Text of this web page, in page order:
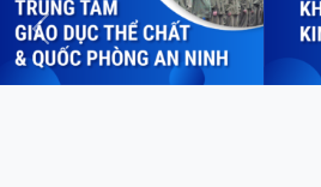
Previous